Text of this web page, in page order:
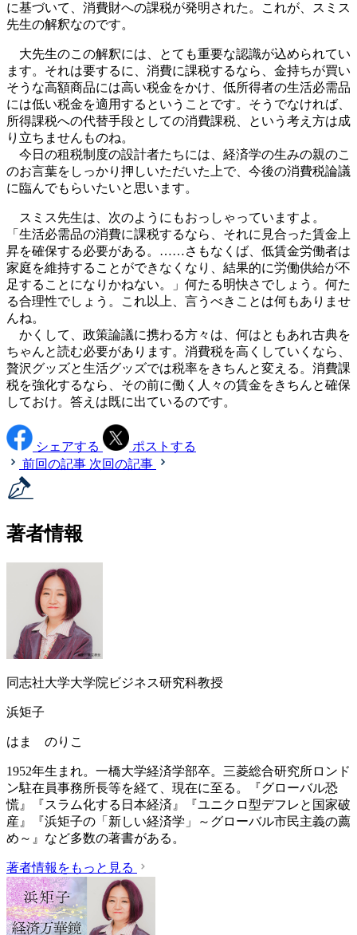
に基づいて、消費財への課税が発明された。これが、スミス
先生の解釈なのです。
大先生のこの解釈には、とても重要な認識が込められてい
ます。それは要するに、消費に課税するなら、金持ちが買い
そうな高額商品には高い税金をかけ、低所得者の生活必需品
には低い税金を適用するということです。そうでなければ、
所得課税への代替手段としての消費課税、という考え方は成
り立ちませんものね。
今日の租税制度の設計者たちには、経済学の生みの親のこ
のお言葉をしっかり押しいただいた上で、今後の消費税論議
に臨んでもらいたいと思います。
スミス先生は、次のようにもおっしゃっていますよ。
「生活必需品の消費に課税するなら、それに見合った賃金上
昇を確保する必要がある。……さもなくば、低賃金労働者は
家庭を維持することができなくなり、結果的に労働供給が不
足することになりかねない。」何たる明快さでしょう。何た
る合理性でしょう。これ以上、言うべきことは何もありませ
んね。
かくして、政策論議に携わる方々は、何はともあれ古典を
ちゃんと読む必要があります。消費税を高くしていくなら、
贅沢グッズと生活グッズでは税率をきちんと変える。消費課
税を強化するなら、その前に働く人々の賃金をきちんと確保
しておけ。答えは既に出ているのです。
シェアする
ポストする
前回の記事 次回の記事
著者情報
同志社大学大学院ビジネス研究科教授
浜矩子
はま のりこ
1952年生まれ。一橋大学経済学部卒。三菱総合研究所ロンド
ン駐在員事務所長等を経て、現在に至る。『グローバル恐
慌』『スラム化する日本経済』『ユニクロ型デフレと国家破
産』『浜矩子の「新しい経済学」～グローバル市民主義の薦
め～』など多数の著書がある。
著者情報をもっと見る